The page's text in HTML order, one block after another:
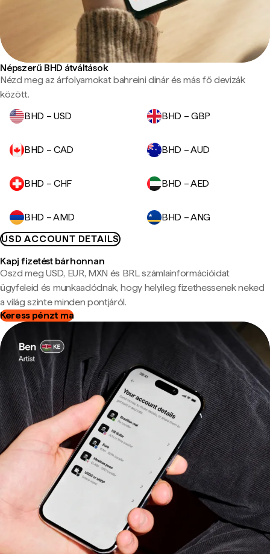
Népszerű BHD átváltások
Nézd meg az árfolyamokat bahreini dinár és más fő devizák
között.
BHD – USD
BHD – GBP
BHD – CAD BHD – AUD
BHD – CHF BHD – AED
BHD – AMD
BHD – ANG
USD ACCOUNT DETAILS
Kapj fizetést bárhonnan
Oszd meg USD, EUR, MXN és BRL számlainformációidat
ügyfeleid és munkaadódnak, hogy helyileg fizethessenek neked
a világ szinte minden pontjáról.
Keress pénzt ma